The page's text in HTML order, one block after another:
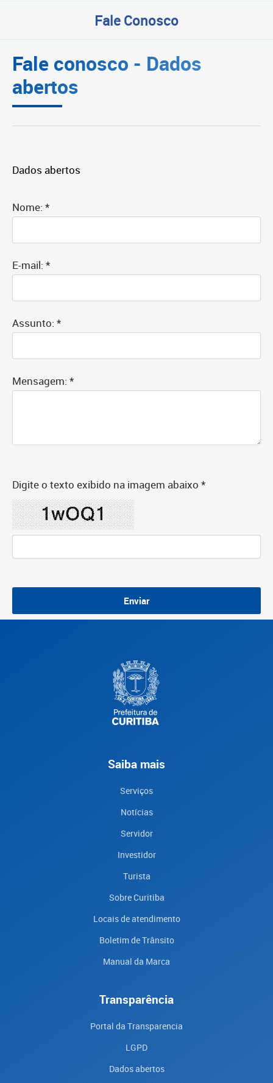
Fale Conosco
Fale conosco - Dados
abertos
Dados abertos
Nome: *
E-mail: *
Assunto: *
Mensagem: *
Digite o texto exibido na imagem abaixo *
Enviar
Saiba mais
Serviços
Notícias
Servidor
Investidor
Turista
Sobre Curitiba
Locais de atendimento
Boletim de Trânsito
Manual da Marca
Transparência
Portal da Transparencia
LGPD
Dados abertos